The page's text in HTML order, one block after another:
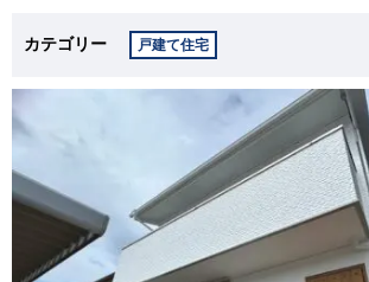
カテゴリー 戸建て住宅